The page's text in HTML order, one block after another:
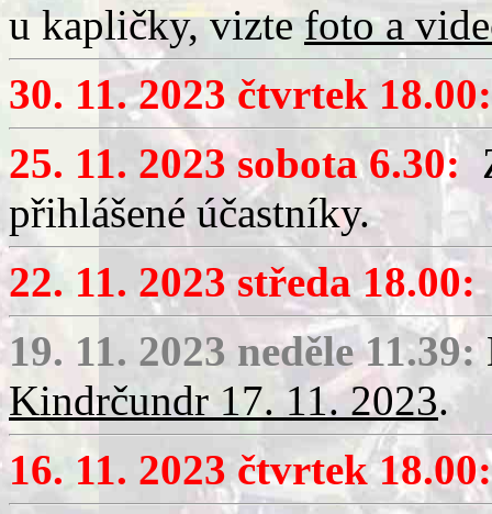
u kapličky, viztefoto a
30. 11. 2023 čtvrtek 18.00:
25. 11. 2023 sobota 6.30:
přihlášené účastníky.
22. 11. 2023 středa 18.00:
19. 11. 2023 neděle 11.39:
Kindrčundr 17. 11. 2023.
16. 11. 2023 čtvrtek 18.00: